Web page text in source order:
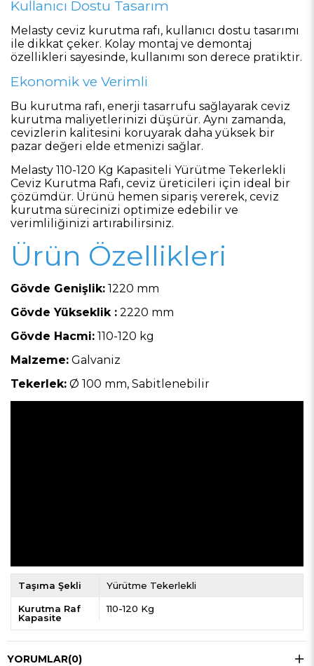
Kullanıcı Dostu Tasarım
Melasty ceviz kurutma rafı, kullanıcı dostu tasarımı
ile dikkat çeker. Kolay montaj ve demontaj
özellikleri sayesinde, kullanımı son derece pratiktir.
Ekonomik ve Verimli
Bu kurutma rafı, enerji tasarrufu sağlayarak ceviz
kurutma maliyetlerinizi düşürür. Aynı zamanda,
cevizlerin kalitesini koruyarak daha yüksek bir
pazar değeri elde etmenizi sağlar.
Melasty 110-120 Kg Kapasiteli Yürütme Tekerlekli
Ceviz Kurutma Rafı, ceviz üreticileri için ideal bir
çözümdür. Ürünü hemen sipariş vererek, ceviz
kurutma sürecinizi optimize edebilir ve
verimliliğinizi artırabilirsiniz.
Ürün Özellikleri
Gövde Genişlik: 1220 mm
Gövde Yükseklik : 2220 mm
Gövde Hacmi: 110-120 kg
Malzeme: Galvaniz
Tekerlek: Ø 100 mm, Sabitlenebilir
Taşıma Şekli Yürütme Tekerlekli
Kurutma Raf
Kapasite
110-120 Kg
YORUMLAR(0)